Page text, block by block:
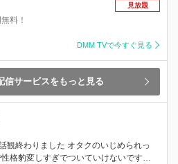
料！
見放題
DMM TVで今すぐ見る
信サービスをもっと見る
観終わりました オタクのいじめられっ
格豹変しすぎでついていけないです…